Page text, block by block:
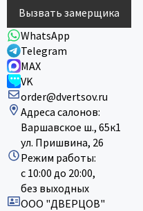
Вызвать замерщика
WhatsApp
Telegram
MAX
VK
order@dvertsov.ru
Адреса салонов:
Варшавское ш., 65к1
ул. Пришвина, 26
Режим работы:
с 10:00 до 20:00,
без выходных
ООО "ДВЕРЦОВ"